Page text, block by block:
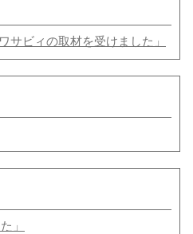
サビィの取材を受けました」
」